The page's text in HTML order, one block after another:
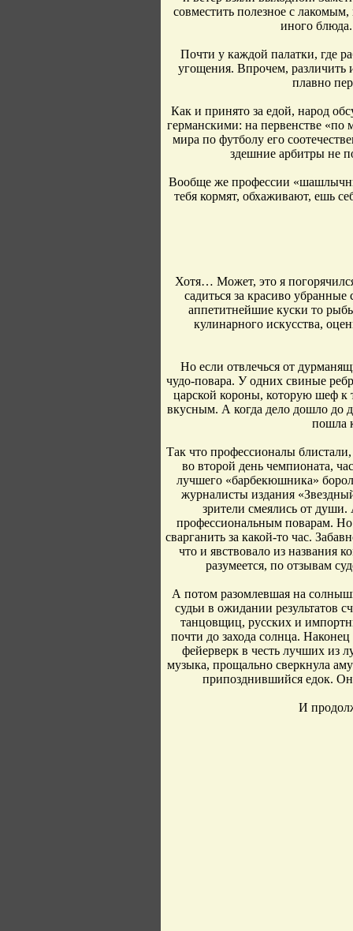
совместить полезное с
иного
Почти у каждой палатки, где
угощения. Впрочем, различить
плавно
Как и принято за едой, народ
германскими: на первенстве «по
мира по футболу его
здешние арбитры не
Вообще же профессии
тебя кормят, обхаживают, ешь
Хотя… Может, это я
садиться за красиво
аппетитнейшие куски то
кулинарного искусства,
Но если отвлечься от
чудо-повара. У одних свиные
царской короны, которую шеф к
вкусным. А когда дело дошло до
пошла
Так что профессионалы
во второй день чемпионата,
лучшего «барбекюшника»
журналисты издания
зрители смеялись от
профессиональным поварам. Но
сварганить за какой-то час.
что и явствовало из названия
разумеется, по отзывам
А потом разомлевшая на
судьи в ожидании результатов
танцовщиц, русских и
почти до захода солнца.
фейерверк в честь лучших из
музыка, прощально сверкнула
припозднившийся едок. Он
И